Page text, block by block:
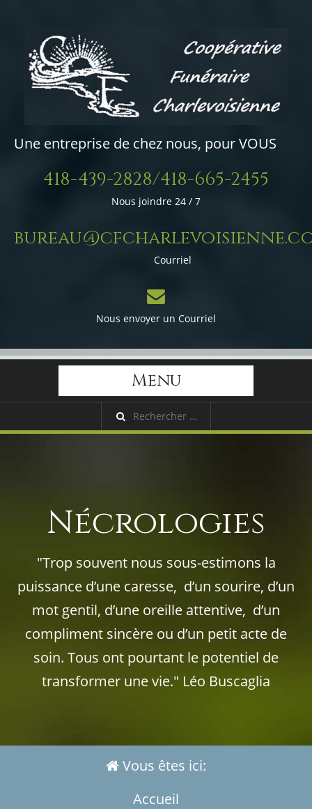
Une entreprise de chez nous, pour VOUS
418-439-2828/418-665-2455
Nous joindre 24 / 7
Courriel
Nous envoyer un Courriel
Menu
Nécrologies
"Trop souvent nous sous-estimons la
puissance d’une caresse, d’un sourire, d’un
mot gentil, d’une oreille attentive, d’un
compliment sincère ou d’un petit acte de
soin. Tous ont pourtant le potentiel de
transformer une vie." Léo Buscaglia
Vous êtes ici:
Accueil